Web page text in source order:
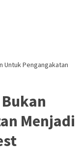
Untuk Pengangakatan
Menjadi